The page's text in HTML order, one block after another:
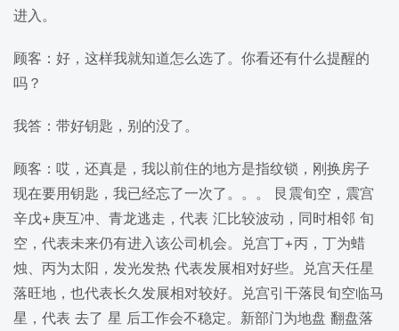
进入。
顾客：好，这样我就知道怎么选了。你看还有什么提醒的
吗？
我答：带好钥匙，别的没了。
顾客：哎，还真是，我以前住的地方是指纹锁，刚换房子
现在要用钥匙，我已经忘了一次了。。。 艮震旬空，震宫
辛戊+庚互冲、青龙逃走，代表 汇比较波动，同时相邻 旬
空，代表未来仍有进入该公司机会。兑宫丁+丙，丁为蜡
烛、丙为太阳，发光发热 代表发展相对好些。兑宫天任星
落旺地，也代表长久发展相对较好。兑宫引干落艮旬空临马
星，代表 去了 星 后工作会不稳定。新部门为地盘 翻盘落